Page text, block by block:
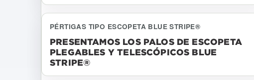
PÉRTIGAS TIPO ESCOPETA BLUE STRIPE®
PRESENTAMOS LOS PALOS DE ESCOPETA
PLEGABLES Y TELESCÓPICOS BLUE
STRIPE®